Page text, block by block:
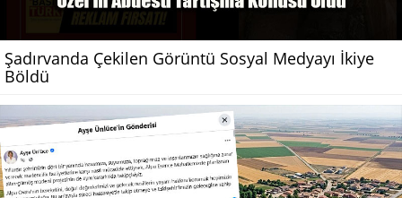
Şadırvanda Çekilen Görüntü Sosyal Medyayı İkiye
Böldü